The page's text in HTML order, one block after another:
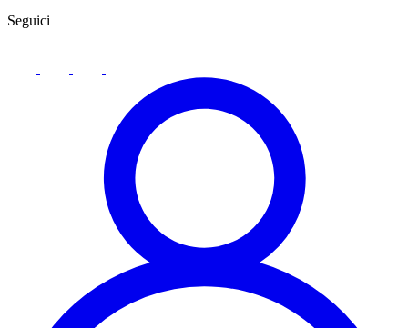
Seguici